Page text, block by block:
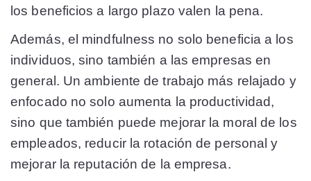
los beneficios a largo plazo valen la pena.
Además, el mindfulness no solo beneficia a los
individuos, sino también a las empresas en
general. Un ambiente de trabajo más relajado y
enfocado no solo aumenta la productividad,
sino que también puede mejorar la moral de los
empleados, reducir la rotación de personal y
mejorar la reputación de la empresa.